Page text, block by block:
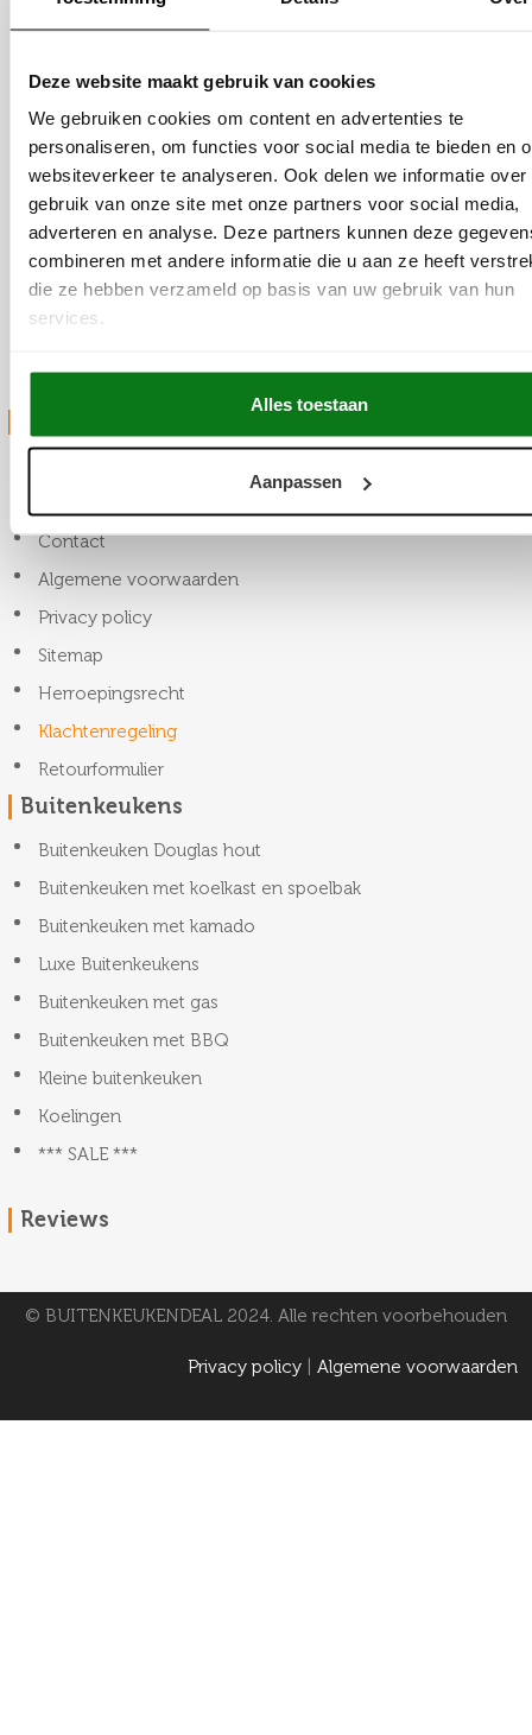
Deze website maakt gebruik van cookies
We gebruiken cookies om content en advertenties te
personaliseren, om functies voor social media te bieden en
websiteverkeer te analyseren. Ook delen we informatie over
gebruik van onze site met onze partners voor social media,
adverteren en analyse. Deze partners kunnen deze
combineren met andere informatie die u aan ze heeft
die ze hebben verzameld op basis van uw gebruik van hun
services.
Alles toestaan
Aanpassen
Contact
Algemene voorwaarden
Privacy policy
Sitemap
Herroepingsrecht
Klachtenregeling
Retourformulier
Buitenkeukens
Buitenkeuken Douglas hout
Buitenkeuken met koelkast en spoelbak
Buitenkeuken met kamado
Luxe Buitenkeukens
Buitenkeuken met gas
Buitenkeuken met BBQ
Kleine buitenkeuken
Koelingen
*** SALE ***
Reviews
© BUITENKEUKENDEAL 2024. Alle rechten voorbehouden
Privacy policy Algemene voorwaarden